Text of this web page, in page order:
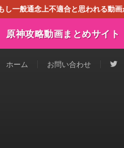
思われる動画がございまし
原神攻略動画まとめサイト
ホーム お問い合わせ